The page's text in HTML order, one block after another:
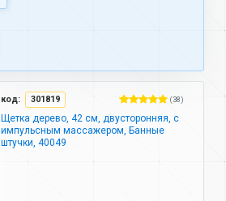
код: 301819 (38)
Щетка дерево, 42 см, двусторонняя, с
импульсным массажером, Банные
штучки, 40049